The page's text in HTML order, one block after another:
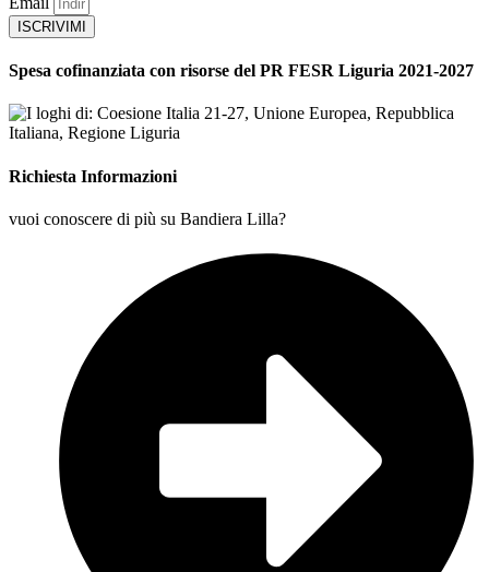
ISCRIVIMI
Spesa cofinanziata con risorse del PR FESR Liguria 2021-2027
Richiesta Informazioni
vuoi conoscere di più su Bandiera Lilla?